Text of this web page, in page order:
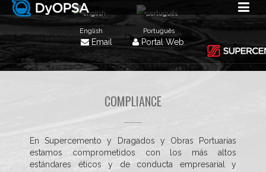
Email Portal Web
English Português
COMPLIANCE
En Supercemento y Dragados y Obras Portuarias
estamos comprometidos con los más altos
estándares éticos y de conducta empresarial y